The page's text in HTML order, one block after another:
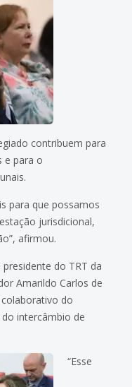
contribuem para
e para o
para que possamos
jurisdicional,
afirmou.
do TRT da
Amarildo Carlos de
do
intercâmbio de
“Esse